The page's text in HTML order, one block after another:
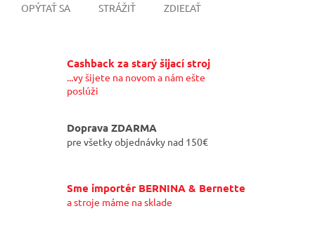
OPÝTAŤ SA STRÁŽIŤ ZDIEĽAŤ
Cashback za starý šijací stroj
...vy šijete na novom a nám ešte
poslúži
Doprava ZDARMA
pre všetky objednávky nad 150€
Sme importér BERNINA & Bernette
a stroje máme na sklade